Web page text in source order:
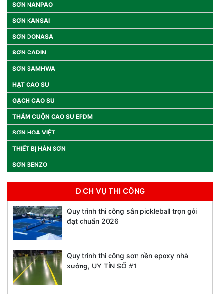
SƠN NANPAO
SƠN KANSAI
SƠN DONASA
SƠN CADIN
SƠN SAMHWA
HẠT CAO SU
GẠCH CAO SU
THẢM CUỘN CAO SU EPDM
SƠN HOA VIỆT
THIẾT BỊ HÀN SƠN
SƠN BENZO
DỊCH VỤ THI CÔNG
Quy trình thi công sân pickleball trọn gói
đạt chuẩn 2026
Quy trình thi công sơn nền epoxy nhà
xưởng, UY TÍN SỐ #1